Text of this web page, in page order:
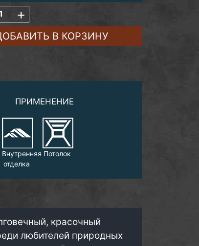
+
В КОРЗИНУ
ПРИМЕНЕНИЕ
Внутренняя
отделка
Потолок
красочный
любителей природных